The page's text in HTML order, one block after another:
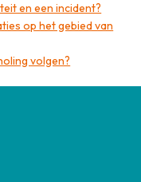
en een incident?
op het gebied van
volgen?